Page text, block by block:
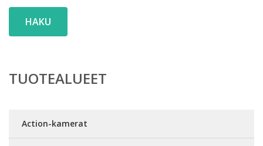
HAKU
TUOTEALUEET
Action-kamerat